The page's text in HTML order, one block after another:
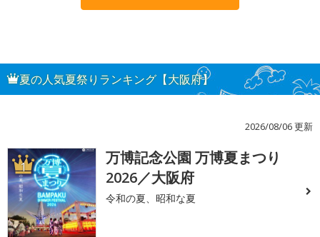
夏の人気夏祭りランキング【大阪府】
2026/08/06 更新
1
万博記念公園 万博夏まつり
2026／大阪府
令和の夏、昭和な夏